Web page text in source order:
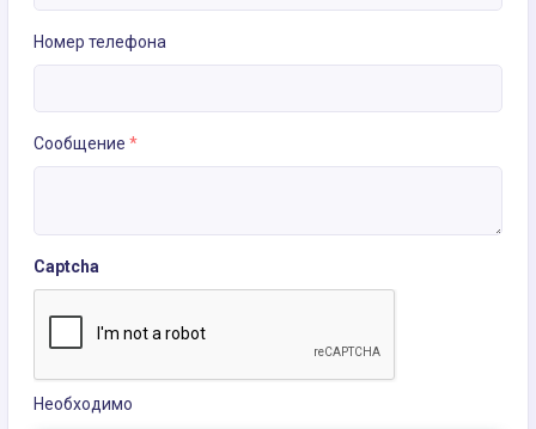
Номер телефона
Сообщение *
Captcha
Необходимо